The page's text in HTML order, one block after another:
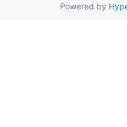
Powered by